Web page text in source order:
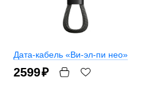
Дата-кабель «Ви-эл-пи нео»
2599₽